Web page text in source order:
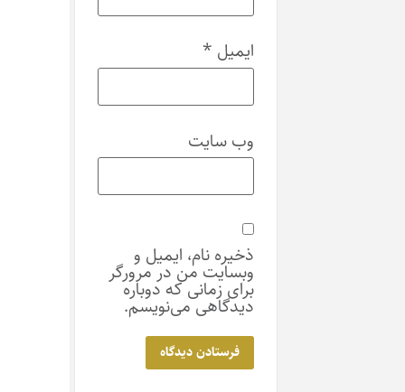
ایمیل *
وب‌ سایت
ذخیره نام، ایمیل و
وبسایت من در مرورگر
برای زمانی که دوباره
دیدگاهی می‌نویسم.